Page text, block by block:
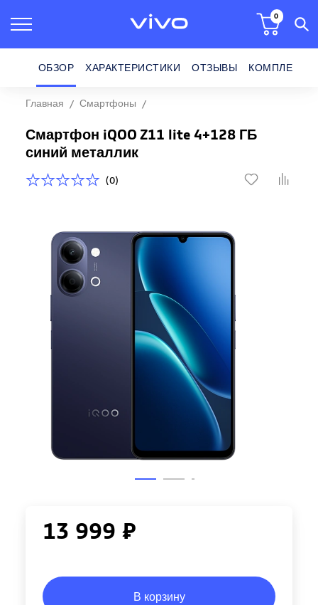
0
Главная
Смартфоны
Смартфон iQOO Z11 lite 4+128 ГБ
синий металлик
(0)
13 999 ₽
В корзину
ОБЗОР ХАРАКТЕРИСТИКИ ОТЗЫВЫ КОМПЛЕКТ